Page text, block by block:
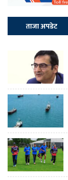
ताजा अपडेट